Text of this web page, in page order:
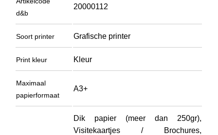
d&b
20000112
Soort printer Grafische printer
Print kleur Kleur
Maximaal
papierformaat
A3+
Dik papier (meer dan 250gr),
Visitekaartjes / Brochures,